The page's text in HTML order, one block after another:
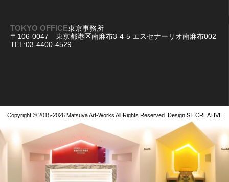
TOKYO OFFICE東京事務所
〒106-0047 東京都港区南麻布3-4-5 エスセナーリオ南麻布002
TEL:03-4400-4529
Copyright © 2015-2026 Matsuya Art-Works All Rights Reserved. Design:ST CREATIVE